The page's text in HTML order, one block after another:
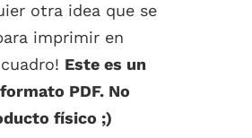
otra idea que se
imprimir en
Este es un
PDF. No
físico ;)